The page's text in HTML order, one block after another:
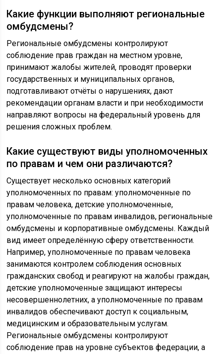
Какие функции выполняют региональные
омбудсмены?
Региональные омбудсмены контролируют
соблюдение прав граждан на местном уровне,
принимают жалобы жителей, проводят проверки
государственных и муниципальных органов,
подготавливают отчёты о нарушениях, дают
рекомендации органам власти и при необходимости
направляют вопросы на федеральный уровень для
решения сложных проблем.
Какие существуют виды уполномоченных
по правам и чем они различаются?
Существует несколько основных категорий
уполномоченных по правам: уполномоченные по
правам человека, детские уполномоченные,
уполномоченные по правам инвалидов, региональные
омбудсмены и корпоративные омбудсмены. Каждый
вид имеет определённую сферу ответственности.
Например, уполномоченные по правам человека
занимаются контролем соблюдения основных
гражданских свобод и реагируют на жалобы граждан,
детские уполномоченные защищают интересы
несовершеннолетних, а уполномоченные по правам
инвалидов обеспечивают доступ к социальным,
медицинским и образовательным услугам.
Региональные омбудсмены контролируют
соблюдение прав на уровне субъектов федерации, а